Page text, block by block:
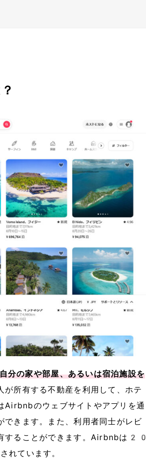
分の家や部屋、あるいは宿泊施設を
が所有する不動産を利用して、ホテ
Airbnbのウェブサイトやアプリを通
できます。また、利用者同士がレビ
することができます。Airbnbは20
れています。